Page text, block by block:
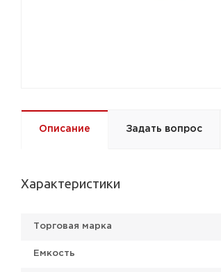
Описание Задать вопрос
Характеристики
Торговая марка
Емкость